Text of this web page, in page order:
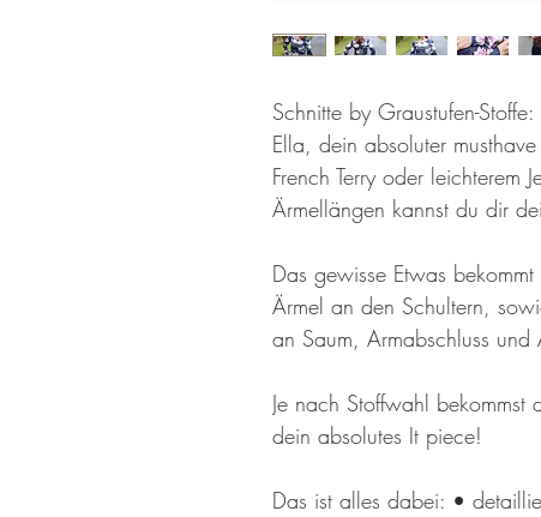
Schnitte by Graustufen-
Ella, dein absoluter
French Terry oder leichterem
Ärmellängen kannst du dir
Das gewisse Etwas
Ärmel an den Schultern,
an Saum, Armabschluss und
Je nach Stoffwahl
dein absolutes It piece!
Das ist alles dabei: •